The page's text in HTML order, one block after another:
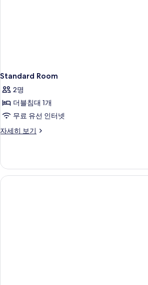
Standard Room
2명
더블침대 1개
무료 유선 인터넷
자세히 보기
Standard
히
보
기